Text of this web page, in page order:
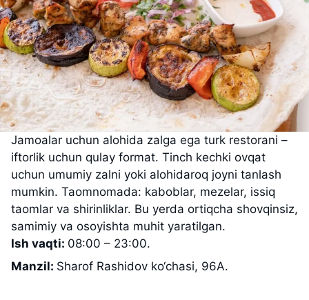
Jamoalar uchun alohida zalga ega turk restorani –
iftorlik uchun qulay format. Tinch kechki ovqat
uchun umumiy zalni yoki alohidaroq joyni tanlash
mumkin. Taomnomada: kaboblar, mezelar, issiq
taomlar va shirinliklar. Bu yerda ortiqcha shovqinsiz,
samimiy va osoyishta muhit yaratilgan.
Ish vaqti: 08:00 – 23:00.
Manzil: Sharof Rashidov ko‘chasi, 96A.